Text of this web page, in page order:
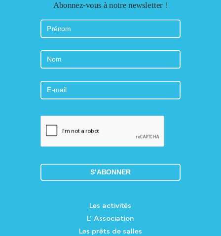
Abonnez-vous à notre newsletter !
Les activités
L’ Association
Les prêts de salles